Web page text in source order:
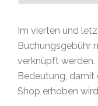
Im vierten und
Buchungsgebühr
verknüpft werden.
Bedeutung, damit
Shop erhoben